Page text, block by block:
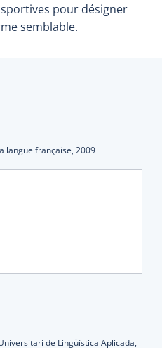
pour désigner
semblable.
langue française, 2009
de Lingüística Aplicada,